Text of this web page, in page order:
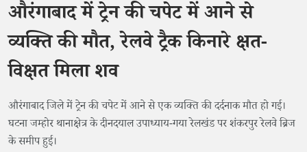
औरंगाबाद में ट्रेन की चपेट में आने से
व्यक्ति की मौत, रेलवे ट्रैक किनारे क्षत-
विक्षत मिला शव
औरंगाबाद जिले में ट्रेन की चपेट में आने से एक व्यक्ति की दर्दनाक मौत हो गई।
घटना जम्होर थानाक्षेत्र के दीनदयाल उपाध्याय-गया रेलखंड पर शंकरपुर रेलवे ब्रिज
के समीप हुई।